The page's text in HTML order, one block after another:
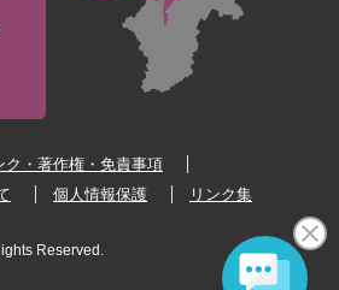
ク・著作権・免責事項
個人情報保護 リンク集
Reserved.